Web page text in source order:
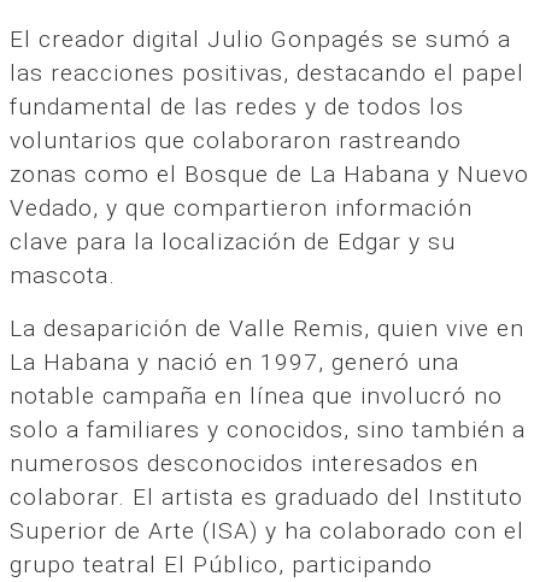
El creador digital Julio Gonpagés se sumó a
las reacciones positivas, destacando el papel
fundamental de las redes y de todos los
voluntarios que colaboraron rastreando
zonas como el Bosque de La Habana y Nuevo
Vedado, y que compartieron información
clave para la localización de Edgar y su
mascota.
La desaparición de Valle Remis, quien vive en
La Habana y nació en 1997, generó una
notable campaña en línea que involucró no
solo a familiares y conocidos, sino también a
numerosos desconocidos interesados en
colaborar. El artista es graduado del Instituto
Superior de Arte (ISA) y ha colaborado con el
grupo teatral El Público, participando